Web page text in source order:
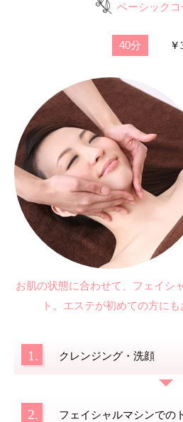
ベーシックコ
40分
お肌の状態に合わせて、フェイシ
ト。エステが初めての方にも
1. クレンジング・洗顔
2.
フェイシャルマシンでの